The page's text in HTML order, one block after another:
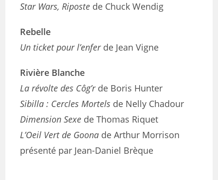
Star Wars, Riposte de Chuck Wendig
Rebelle
Un ticket pour l’enferde Jean Vigne
Rivière Blanche
La révolte des Côg’rde Boris Hunter
Sibilla : Cercles Mortels de Nelly Chadour
Dimension Sexe de Thomas Riquet
L’Oeil Vert de Goona de Arthur Morrison
présenté par Jean-Daniel Brèque